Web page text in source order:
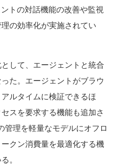
トの対話機能の改善や監視
の効率化が実施されてい
して、エージェントと統合
た。エージェントがブラウ
ルタイムに検証できるほ
スを要求する機能も追加さ
管理を軽量なモデルにオフロ
クン消費量を最適化する機
。